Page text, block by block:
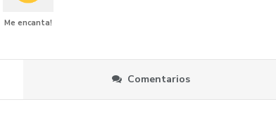
Me encanta!
Comentarios